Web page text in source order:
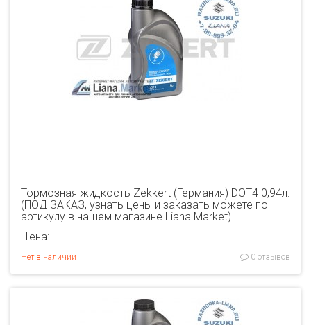
Тормозная жидкость Zekkert (Германия) DOT4 0,94л.
(ПОД ЗАКАЗ, узнать цены и заказать можете по
артикулу в нашем магазине Liana.Market)
Цена:
Нет в наличии 0 отзывов